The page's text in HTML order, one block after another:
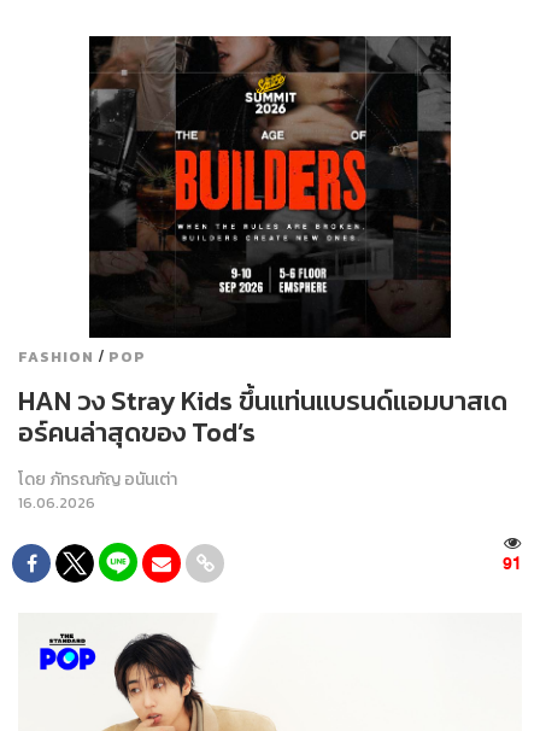
FASHION / POP
HAN วง Stray Kids ขึ้นแท่นแบรนด์แอมบาสเด
อร์คนล่าสุดของ Tod’s
โดย ภัทรณกัญ อนันเต่า
16.06.2026
91